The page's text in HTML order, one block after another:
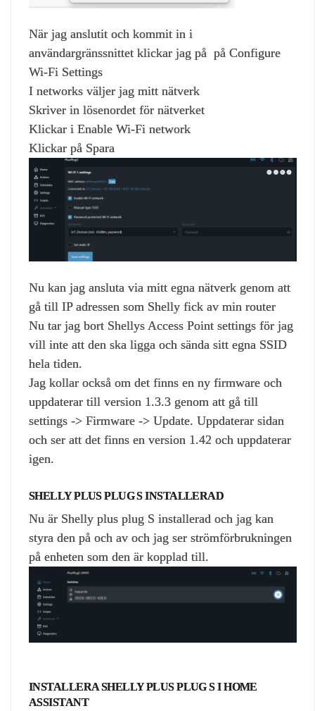
När jag anslutit och kommit in i
användargränssnittet klickar jag på på Configure
Wi-Fi Settings
I networks väljer jag mitt nätverk
Skriver in lösenordet för nätverket
Klickar i Enable Wi-Fi network
Klickar på Spara
Nu kan jag ansluta via mitt egna nätverk genom att
gå till IP adressen som Shelly fick av min router
Nu tar jag bort Shellys Access Point settings för jag
vill inte att den ska ligga och sända sitt egna SSID
hela tiden.
Jag kollar också om det finns en ny firmware och
uppdaterar till version 1.3.3 genom att gå till
settings -> Firmware -> Update. Uppdaterar sidan
och ser att det finns en version 1.42 och uppdaterar
igen.
SHELLY PLUS PLUG S INSTALLERAD
Nu är Shelly plus plug S installerad och jag kan
styra den på och av och jag ser strömförbrukningen
på enheten som den är kopplad till.
INSTALLERA SHELLY PLUS PLUG S I HOME
ASSISTANT